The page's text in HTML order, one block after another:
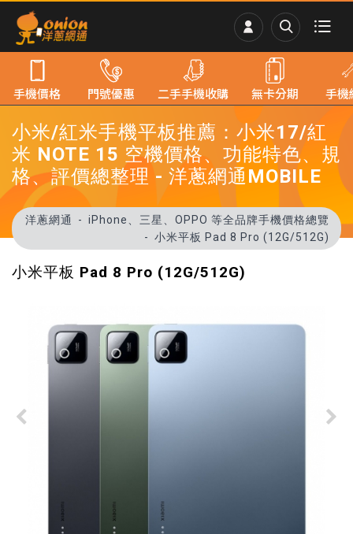
小米/紅米手機平板推薦：小米17/紅
米 NOTE 15 空機價格、功能特色、規
格、評價總整理 - 洋蔥網通MOBILE
洋蔥網通
iPhone、三星、OPPO 等全品牌手機價格總覽
小米平板 Pad 8 Pro (12G/512G)
小米平板 Pad 8 Pro (12G/512G)
手機價格 門號優惠 二手手機收購 無卡分期 手機